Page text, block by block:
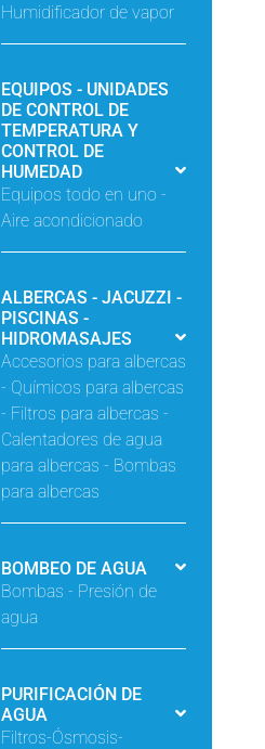
Humidificador de vapor
EQUIPOS - UNIDADES
DE CONTROL DE
TEMPERATURA Y
CONTROL DE
HUMEDAD
Equipos todo en uno -
Aire acondicionado
ALBERCAS - JACUZZI -
PISCINAS -
HIDROMASAJES
Accesorios para albercas
- Químicos para albercas
- Filtros para albercas -
Calentadores de agua
para albercas - Bombas
para albercas
BOMBEO DE AGUA
Bombas - Presión de
agua
PURIFICACIÓN DE
AGUA
Filtros-Ósmosis-